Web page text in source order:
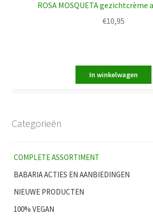
ROSA MOSQUETA
€10,95
Categorieën
COMPLETE ASSORTIMENT
BABARIA ACTIES EN AANBIEDINGEN
NIEUWE PRODUCTEN
100% VEGAN